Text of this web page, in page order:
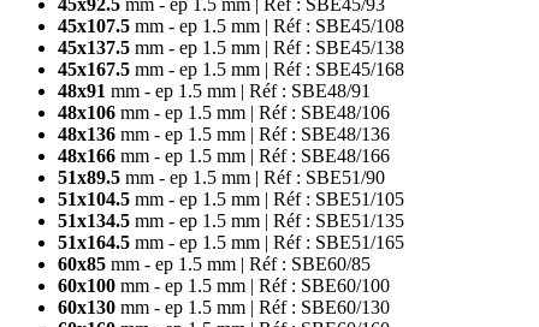
45x92.5 mm - ep 1.5 mm | Réf : SBE45/93
45x107.5 mm - ep 1.5 mm | Réf : SBE45/108
45x137.5 mm - ep 1.5 mm | Réf : SBE45/138
45x167.5 mm - ep 1.5 mm | Réf : SBE45/168
48x91 mm - ep 1.5 mm | Réf : SBE48/91
48x106 mm - ep 1.5 mm | Réf : SBE48/106
48x136 mm - ep 1.5 mm | Réf : SBE48/136
48x166 mm - ep 1.5 mm | Réf : SBE48/166
51x89.5 mm - ep 1.5 mm | Réf : SBE51/90
51x104.5 mm - ep 1.5 mm | Réf : SBE51/105
51x134.5 mm - ep 1.5 mm | Réf : SBE51/135
51x164.5 mm - ep 1.5 mm | Réf : SBE51/165
60x85 mm - ep 1.5 mm | Réf : SBE60/85
60x100 mm - ep 1.5 mm | Réf : SBE60/100
60x130 mm - ep 1.5 mm | Réf : SBE60/130